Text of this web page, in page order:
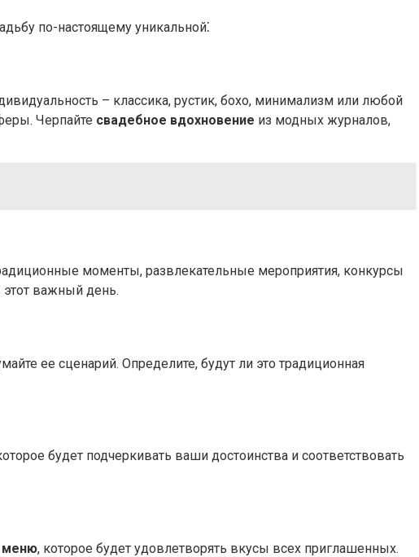
по-настоящему уникальной⁚
– классика, рустик, бохо, минимализм или любой
Черпайте свадебное вдохновение из модных журналов,
моменты, развлекательные мероприятия, конкурсы
важный день.
ее сценарий. Определите, будут ли это традиционная
будет подчеркивать ваши достоинства и соответствовать
меню, которое будет удовлетворять вкусы всех приглашенных.